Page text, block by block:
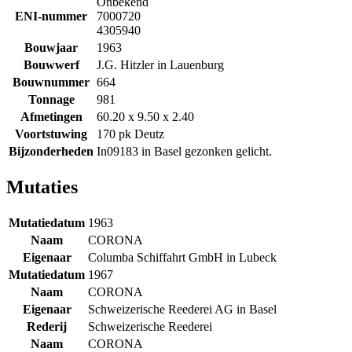
ENI-nummer
7000720
4305940
Bouwjaar
1963
Bouwwerf
J.G. Hitzler in Lauenburg
Bouwnummer 664
Tonnage
981
Afmetingen
60.20 x 9.50 x 2.40
Voortstuwing
170 pk Deutz
Bijzonderheden In09183 in Basel gezonken gelicht.
Mutaties
Mutatiedatum 1963
Naam
CORONA
Eigenaar
Columba Schiffahrt GmbH in Lubeck
Mutatiedatum 1967
Naam
CORONA
Eigenaar
Schweizerische Reederei AG in Basel
Rederij
Schweizerische Reederei
Naam
CORONA